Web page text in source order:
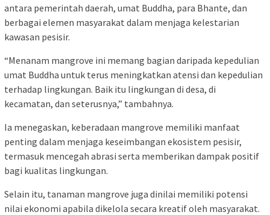
antara pemerintah daerah, umat Buddha, para Bhante, dan
berbagai elemen masyarakat dalam menjaga kelestarian
kawasan pesisir.
“Menanam mangrove ini memang bagian daripada kepedulian
umat Buddha untuk terus meningkatkan atensi dan kepedulian
terhadap lingkungan. Baik itu lingkungan di desa, di
kecamatan, dan seterusnya,” tambahnya.
Ia menegaskan, keberadaan mangrove memiliki manfaat
penting dalam menjaga keseimbangan ekosistem pesisir,
termasuk mencegah abrasi serta memberikan dampak positif
bagi kualitas lingkungan.
Selain itu, tanaman mangrove juga dinilai memiliki potensi
nilai ekonomi apabila dikelola secara kreatif oleh masyarakat.